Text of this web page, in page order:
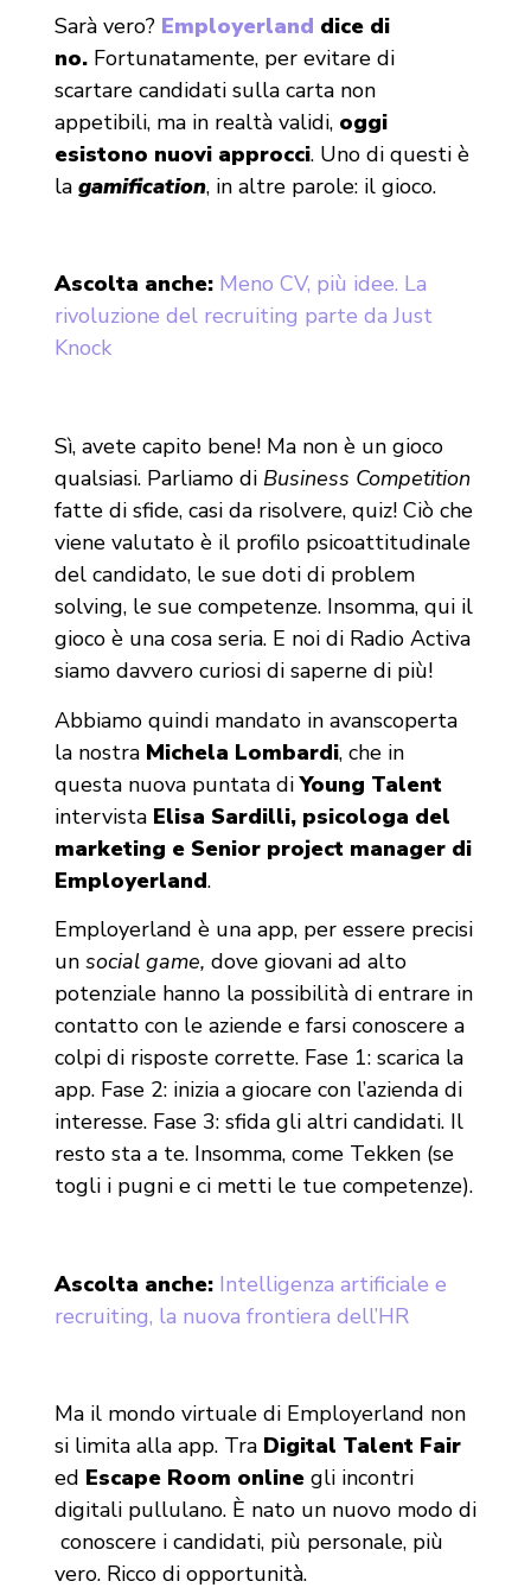
Sarà vero? Employerland dice di
no.Fortunatamente, per evitare di
scartare candidati sulla carta non
appetibili, ma in realtà validi, oggi
esistono nuovi approcci. Uno di questi è
la gamification, in altre parole: il gioco.
Ascolta anche: Meno CV, più idee. La
rivoluzione del recruiting parte da Just
Knock
Sì, avete capito bene! Ma non è un gioco
qualsiasi. Parliamo di Business Competition
fatte di sfide, casi da risolvere, quiz! Ciò che
viene valutato è il profilo psicoattitudinale
del candidato, le sue doti di problem
solving, le sue competenze. Insomma, qui il
gioco è una cosa seria. E noi di Radio Activa
siamo davvero curiosi di saperne di più!
Abbiamo quindi mandato in avanscoperta
la nostra Michela Lombardi, che in
questa nuova puntata diYoung Talent
intervista Elisa Sardilli, psicologa del
marketing e Senior project manager di
Employerland.
Employerland è una app, per essere precisi
un social game, dove giovani ad alto
potenziale hanno la possibilità di entrare in
contatto con le aziende e farsi conoscere a
colpi di risposte corrette. Fase 1: scarica la
app. Fase 2: inizia a giocare con l’azienda di
interesse. Fase 3: sfida gli altri candidati. Il
resto sta a te. Insomma, come Tekken (se
togli i pugni e ci metti le tue competenze).
Ascolta anche: Intelligenza artificiale e
recruiting, la nuova frontiera dell’HR
Ma il mondo virtuale di Employerland non
si limita alla app. Tra Digital Talent Fair
ed Escape Room onlinegli incontri
digitali pullulano. È nato un nuovo modo di
conoscere i candidati, più personale, più
vero. Ricco di opportunità.